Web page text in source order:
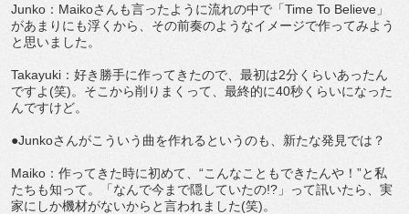
Junko：Maikoさんも言ったように流れの中で「Time To Believe」
があまりにも浮くから、その前奏のようなイメージで作ってみよう
と思いました。
Takayuki：好き勝手に作ってきたので、最初は2分くらいあったん
ですよ(笑)。そこから削りまくって、最終的に40秒くらいになった
んですけど。
●Junkoさんがこういう曲を作れるというのも、新たな発見では？
Maiko：作ってきた時に初めて、“こんなこともできたんや！”と私
たちも知って。「なんで今まで隠していたの!?」って訊いたら、実
家にしか機材がないからと言われました(笑)。